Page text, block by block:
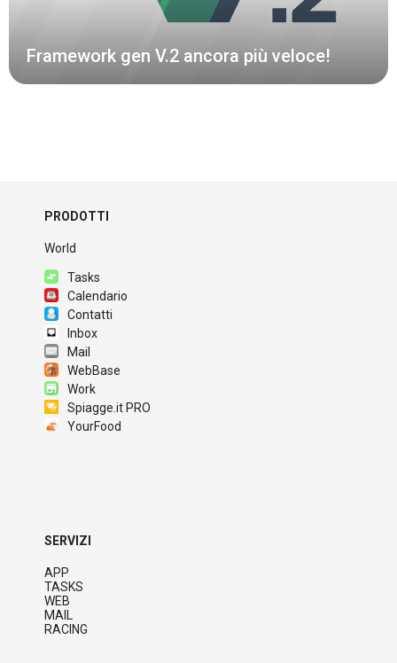
Framework gen V.2 ancora più veloce!
PRODOTTI
World
Tasks
Calendario
Contatti
Inbox
Mail
WebBase
Work
Spiagge.it PRO
YourFood
SERVIZI
APP
TASKS
WEB
MAIL
RACING